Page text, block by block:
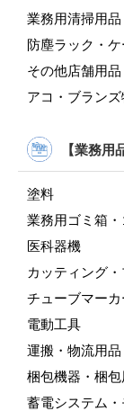
業務用清掃用品
防塵ラック・ケ
その他店舗用品
アコ・ブラン
【業務用
塗料
業務用ゴミ箱
医科器機
カッティング
チューブマー
電動工具
運搬・物流用品
梱包機器・梱包
蓄電システム